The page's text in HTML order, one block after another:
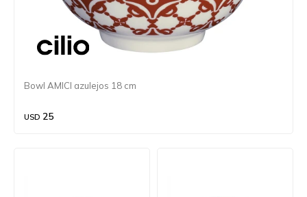
Bowl AMICI azulejos 18 cm
USD 25